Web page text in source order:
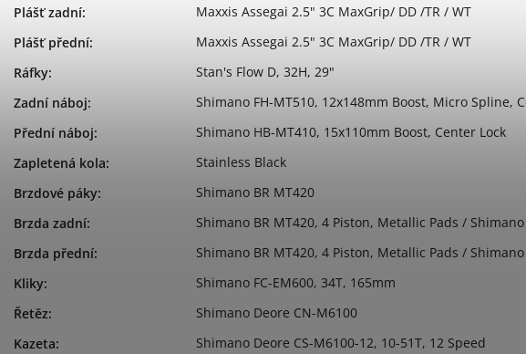
Plášť zadní:
Maxxis Assegai 2.5" 3C MaxGrip/ DD /TR / WT
Plášť přední:
Maxxis Assegai 2.5" 3C MaxGrip/ DD /TR / WT
Ráfky:
Stan's Flow D, 32H, 29"
Zadní náboj:
Shimano FH-MT510, 12x148mm Boost, Micro Spline,
Přední náboj:
Shimano HB-MT410, 15x110mm Boost, Center Lock
Zapletená kola:
Stainless Black
Brzdové páky:
Shimano BR MT420
Brzda zadní:
Shimano BR MT420, 4 Piston, Metallic Pads /
Brzda přední:
Shimano BR MT420, 4 Piston, Metallic Pads /
Kliky:
Shimano FC-EM600, 34T, 165mm
Řetěz:
Shimano Deore CN-M6100
Kazeta:
Shimano Deore CS-M6100-12, 10-51T, 12 Speed